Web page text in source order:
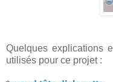
Quelques explications
utilisés pour ce projet :